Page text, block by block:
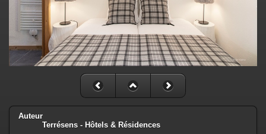
Auteur
Terrésens - Hôtels & Résidences